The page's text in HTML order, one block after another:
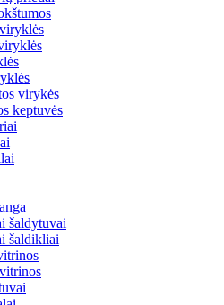
virykės
keptuvės
šaldytuvai
šaldikliai